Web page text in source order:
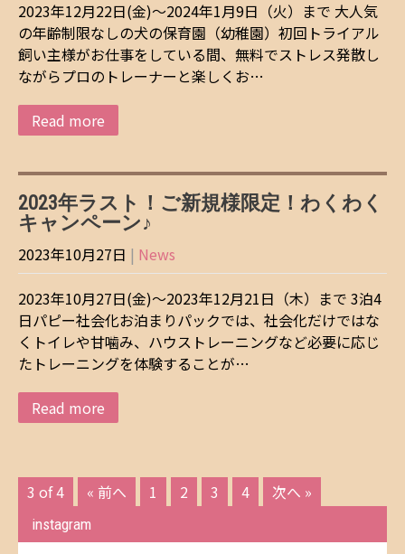
2023年12月22日(金)～2024年1月9日（火）まで 大人気
の年齢制限なしの犬の保育園（幼稚園）初回トライアル
飼い主様がお仕事をしている間、無料でストレス発散し
ながらプロのトレーナーと楽しくお…
Read more
2023年ラスト！ご新規様限定！わくわく
キャンペーン♪
2023年10月27日 | News
2023年10月27日(金)～2023年12月21日（木）まで 3泊4
日パピー社会化お泊まりパックでは、社会化だけではな
くトイレや甘噛み、ハウストレーニングなど必要に応じ
たトレーニングを体験することが…
Read more
3 of 4 « 前へ 1 2 3 4 次へ »
instagram